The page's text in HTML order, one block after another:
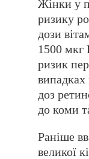
Жінки у
ризику
дози
1500 мкг
ризик
доз
до коми
Раніше
великої